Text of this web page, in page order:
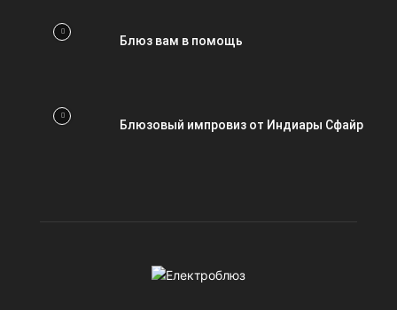
Блюз вам в помощь
Блюзовый импровиз от Индиары Сфайр